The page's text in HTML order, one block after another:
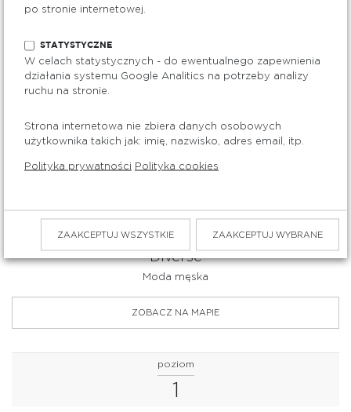
Obuwie, Sport
1
Telefon: 58 500 04 89
Diverse
Moda męska
ZOBACZ NA MAPIE
poziom
1
po stronie internetowej.
STATYSTYCZNE
W celach statystycznych - do ewentualnego zapewnienia
działania systemu Google Analitics na potrzeby analizy
ruchu na stronie.
Strona internetowa nie zbiera danych osobowych
użytkownika takich jak: imię, nazwisko, adres email, itp.
Polityka prywatności Polityka cookies
ZAAKCEPTUJ WSZYSTKIE ZAAKCEPTUJ WYBRANE